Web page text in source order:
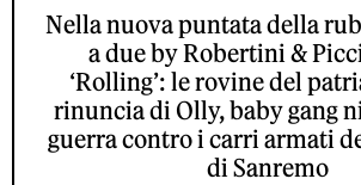
Nella nuova puntata della
a due by Robertini &
‘Rolling’: le rovine del
rinuncia di Olly, baby gang
guerra contro i carri armati
di Sanremo